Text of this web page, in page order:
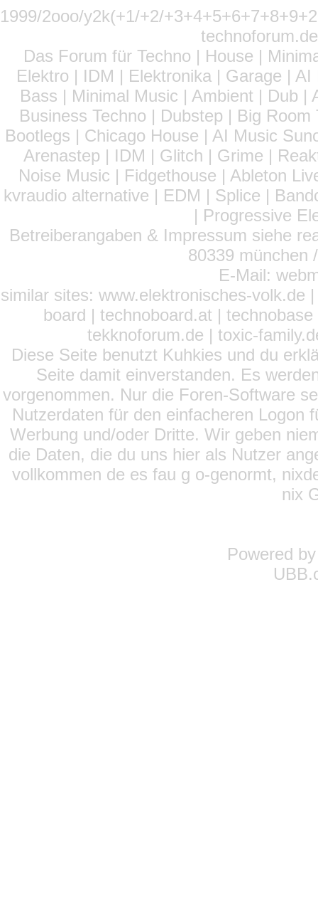
1999/2ooo/y2k(+1/+2/
Das Forum für Techno | House |
Elektro | IDM | Elektronika | Garage |
Bass | Minimal Music | Ambient | Dub
Business Techno | Dubstep | Big
Bootlegs | Chicago House | AI Music
Arenastep | IDM | Glitch | Grime |
Noise Music | Fidgethouse | Ableton
kvraudio alternative | EDM | Splice |
| Progressive
Betreiberangaben & Impressum siehe
80339 münchen
E-Mail:
similar sites: www.elektronisches-volk.de
board | technoboard.at |
tekknoforum.de | toxic-
Diese Seite benutzt Kuhkies und du
Seite damit einverstanden. Es
vorgenommen. Nur die Foren-Software
Nutzerdaten für den einfacheren Logon
Werbung und/oder Dritte. Wir geben
die Daten, die du uns hier als Nutzer
vollkommen de es fau g o-genormt,
nix
Powered